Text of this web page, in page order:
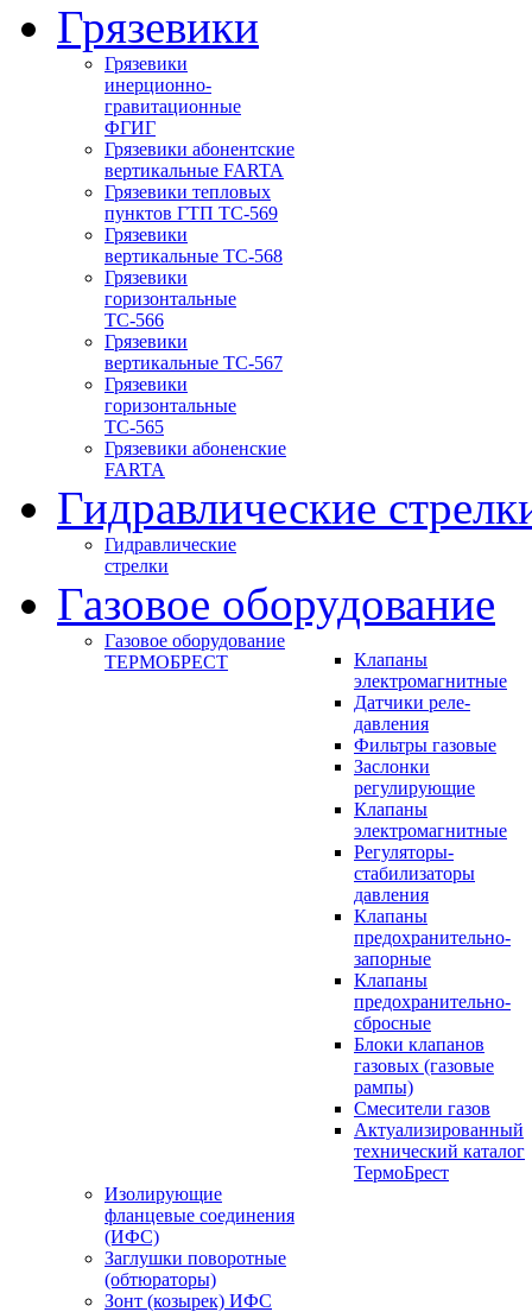
Грязевики
Грязевики
инерционно-
гравитационные
ФГИГ
Грязевики абонентские
вертикальные FARTA
Грязевики тепловых
пунктов ГТП ТС-569
Грязевики
вертикальные ТС-568
Грязевики
горизонтальные
ТС-566
Грязевики
вертикальные ТС-567
Грязевики
горизонтальные
ТС-565
Грязевики абоненские
FARTA
Гидравлические
Гидравлические
стрелки
Газовое оборудование
Газовое оборудование
ТЕРМОБРЕСТ
Клапаны
электромагнитные
Датчики реле-
давления
Фильтры газовые
Заслонки
регулирующие
Клапаны
электромагнитные
Регуляторы-
стабилизаторы
давления
Клапаны
предохранительно-
запорные
Клапаны
предохранительно-
сбросные
Блоки клапанов
газовых (газовые
рампы)
Смесители газов
Актуализированный
технический каталог
ТермоБрест
Изолирующие
фланцевые соединения
(ИФС)
Заглушки поворотные
(обтюраторы)
Зонт (козырек) ИФС